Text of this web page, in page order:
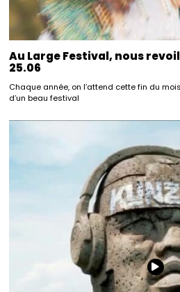
Au Large Festival, nous
25.06
Chaque année, on l’attend cette fin du
d’un beau festival